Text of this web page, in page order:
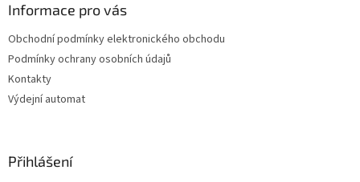
Informace pro vás
Obchodní podmínky elektronického obchodu
Podmínky ochrany osobních údajů
Kontakty
Výdejní automat
Přihlášení